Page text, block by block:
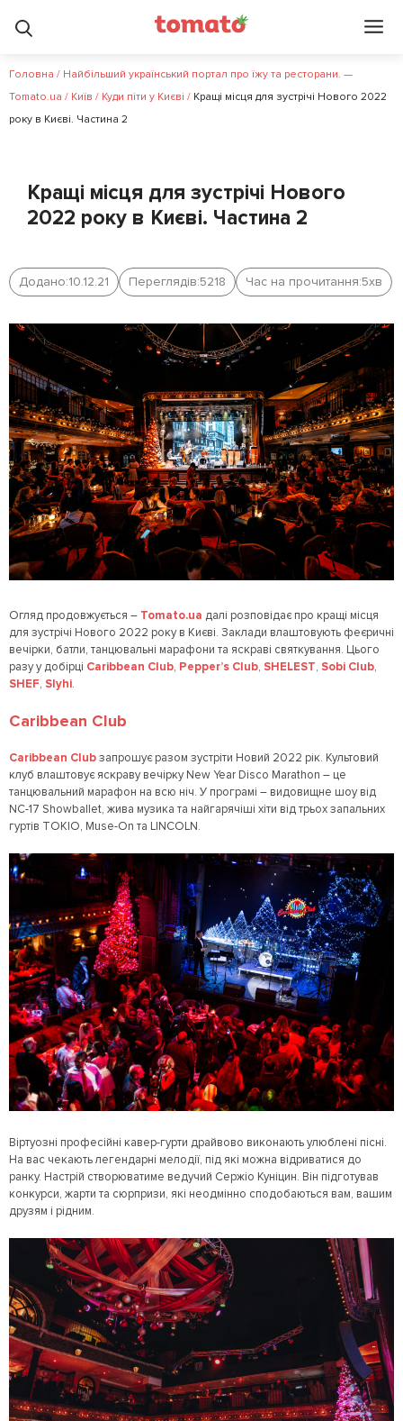
Головна / Найбільший український портал про їжу та ресторани. —
Tomato.ua / Київ / Куди піти у Києві / Кращі місця для зустрічі Нового 2022
року в Києві. Частина 2
Кращі місця для зустрічі Нового
2022 року в Києві. Частина 2
Додано:10.12.21 Переглядів:5218 Час на прочитання:5хв
Огляд продовжується – Tomato.ua далі розповідає про кращі місця
для зустрічі Нового 2022 року в Києві. Заклади влаштовують феєричні
вечірки, батли, танцювальні марафони та яскраві святкування. Цього
разу у добірці Caribbean Club, Pepper’s Club, SHELEST, Sobi Club,
SHEF, Slyhi.
Caribbean Club
Caribbean Clubзапрошує разом зустріти Новий 2022 рік. Культовий
клуб влаштовує яскраву вечірку New Year Disco Marathon – це
танцювальний марафон на всю ніч. У програмі – видовищне шоу від
NC-17 Showballet, жива музика та найгарячіші хіти від трьох запальних
гуртів TOKIO, Muse-On та LINCOLN.
Віртуозні професійні кавер-гурти драйвово виконають улюблені пісні.
На вас чекають легендарні мелодії, під які можна відриватися до
ранку. Настрій створюватиме ведучий Сержіо Куніцин. Він підготував
конкурси, жарти та сюрпризи, які неодмінно сподобаються вам, вашим
друзям і рідним.